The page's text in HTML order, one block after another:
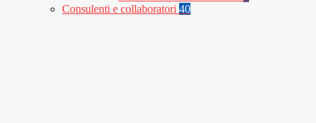
Consulenti e collaboratori 40